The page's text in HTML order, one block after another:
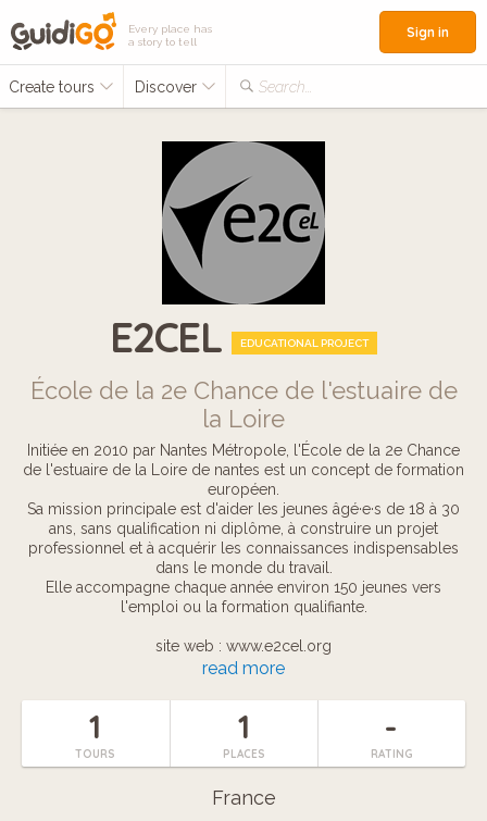
Every place has
a story to tell
Create tours Discover Search...
Sign in
E2CEL EDUCATIONAL PROJECT
École de la 2e Chance de l'estuaire de
la Loire
Initiée en 2010 par Nantes Métropole, l'École de la 2e Chance
de l'estuaire de la Loire de nantes est un concept de formation
européen.
Sa mission principale est d'aider les jeunes âgé·e·s de 18 à 30
ans, sans qualification ni diplôme, à construire un projet
professionnel et à acquérir les connaissances indispensables
dans le monde du travail.
Elle accompagne chaque année environ 150 jeunes vers
l'emploi ou la formation qualifiante.
site web : www.e2cel.org
twitter : twitter.com/E2CEL
read more
1
TOURS
1
PLACES
-
RATING
France